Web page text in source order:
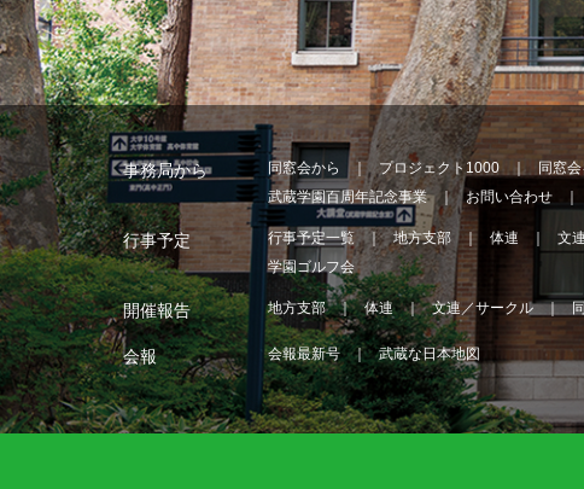
事務局から 同窓会から プロジェクト1000 同窓
武蔵学園百周年記念事業
お問い合わせ
行事予定 行事予定一覧 地方支部 体連 文
学園ゴルフ会
開催報告 地方支部 体連 文連／サークル
会報 会報最新号 武蔵な日本地図